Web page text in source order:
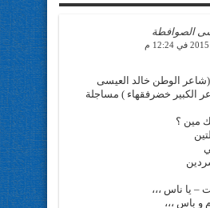
الصوافطة
الوطن خالد العيسى
الكبير خضرفقهاء ) مساجلة
مين ؟
يا ناس ،،،
و باس ،،،